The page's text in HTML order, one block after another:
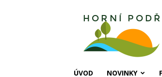
ÚVOD NOVINKY